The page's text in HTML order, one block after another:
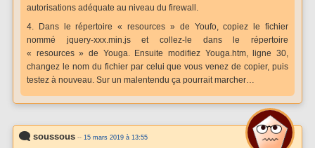
autorisations adéquate au niveau du firewall.
4. Dans le répertoire « resources » de Youfo, copiez le fichier
nommé jquery-xxx.min.js et collez-le dans le répertoire
« resources » de Youga. Ensuite modifiez Youga.htm, ligne 30,
changez le nom du fichier par celui que vous venez de copier, puis
testez à nouveau. Sur un malentendu ça pourrait marcher…
soussous -- 15 mars 2019 à 13:55